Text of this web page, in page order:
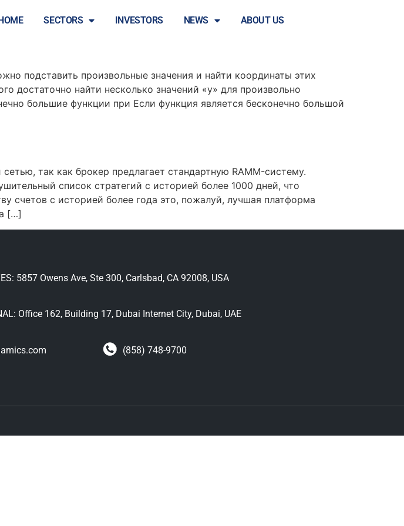
SECTORS INVESTORS NEWS ABOUT US
подставить произвольные значения и найти координаты этих
найти несколько значений «y» для произвольно
большие функции при Если функция является бесконечно большой
так как брокер предлагает стандартную RAMM-систему.
список стратегий с историей более 1000 дней, что
счетов с историей более года это, пожалуй, лучшая платформа
[…]
5857 Owens Ave, Ste 300, Carlsbad, CA 92008, USA
Office 162, Building 17, Dubai Internet City, Dubai, UAE
(858) 748-9700